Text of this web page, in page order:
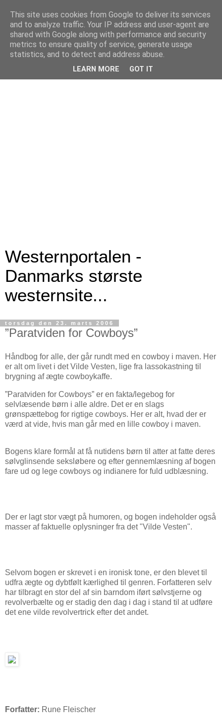
Westernportalen -
Danmarks største
westernsite...
torsdag den 23. marts 2006
”Paratviden for Cowboys”
Håndbog for alle, der går rundt med en cowboy i maven. Her
er alt om livet i det Vilde Vesten, lige fra lassokastning til
brygning af ægte cowboykaffe.
”Paratviden for Cowboys” er en fakta/legebog for
selvlæsende børn i alle aldre. Det er en slags
grønspættebog for rigtige cowboys. Her er alt, hvad der er
værd at vide, hvis man går med en lille cowboy i maven.
Bogens klare formål at få nutidens børn til atter at fatte deres
sølvglinsende seksløbere og efter gennemlæsning af bogen
fare ud og lege cowboys og indianere for fuld udblæsning.
Der er lagt stor vægt på humoren, og bogen indeholder også
masser af faktuelle oplysninger fra det "Vilde Vesten".
Selvom bogen er skrevet i en ironisk tone, er den blevet til
udfra ægte og dybtfølt kærlighed til genren. Forfatteren selv
har tilbragt en stor del af sin barndom iført sølvstjerne og
revolverbælte og er stadig den dag i dag i stand til at udføre
det ene vilde revolvertrick efter det andet.
Forfatter: Rune Fleischer
This site uses cookies from Google to deliver its services
and to analyze traffic. Your IP address and user-agent are
shared with Google along with performance and security
metrics to ensure quality of service, generate usage
statistics, and to detect and address abuse.
LEARN MORE GOT IT